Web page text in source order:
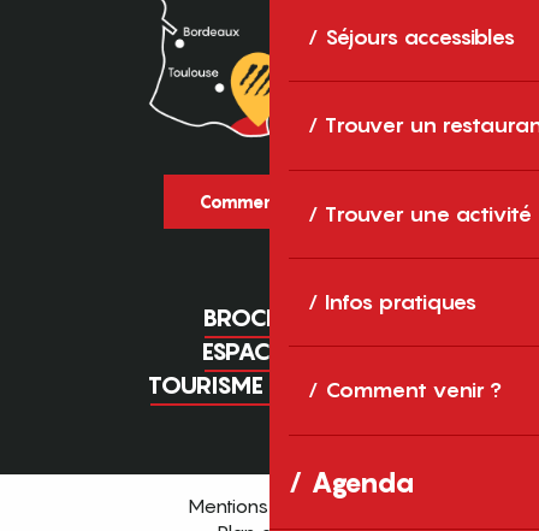
Séjours accessibles
Trouver un
Trouver une activité
Infos pratiques
Comment venir ?
Agenda
Comment venir ?
BROCHURES
ESPACE PRO
TOURISME D'AFFAIRES
Mentions légales